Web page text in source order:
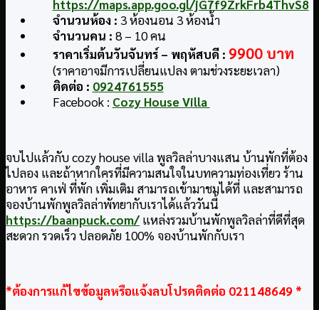
https://maps.app.goo.gl/jG7f9ZrkFrb4ThvS8
จำนวนห้อง : 3 ห้องนอน 3 ห้องน้ำ
จำนวนคน : 8 – 10 คน
ราคาเริ่มต้นวันจันทร์ – พฤหัสบดี : 9900 บาท
(ราคาอาจมีการเปลี่ยนแปลง ตามช่วงระยะเวลา)
ติดต่อ : 0924761555
Facebook : Cozy House Villa
จบไปแล้วกับ cozy house villa พูลวิลล่าบางแสน บ้านพักที่ต้อง
ไปลอง และถ้าหากใครที่มีความสนใจในบทความท่องเที่ยว ร้าน
อาหาร คาเฟ่ ที่พัก เพิ่มเติม สามารถเข้ามาชมได้ที่ และสามารถ
จองบ้านพักพูลวิลล่าพัทยากับเราได้แล้ววันนี้
https://baanpuck.com/แหล่งรวมบ้านพักพูลวิลล่าที่ดีที่สุด
สะดวก รวดเร็ว ปลอดภัย 100% จองบ้านพักกับเรา
*ต้องการแก้ไขข้อมูลหรือแจ้งลบโปรดติดต่อ 021148649 *